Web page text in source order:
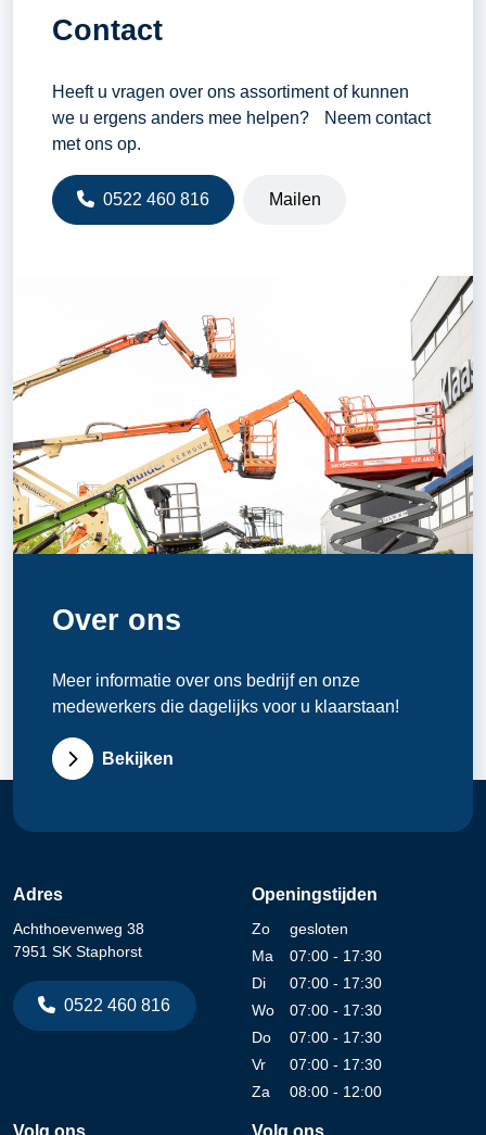
Contact
Heeft u vragen over ons assortiment of kunnen
we u ergens anders mee helpen? Neem contact
met ons op.
0522 460 816 Mailen
Over ons
Meer informatie over ons bedrijf en onze
medewerkers die dagelijks voor u klaarstaan!
Bekijken
Adres
Achthoevenweg 38
7951 SK Staphorst
0522 460 816
Openingstijden
Zo
gesloten
Ma
07:00 - 17:30
Di
07:00 - 17:30
Wo
07:00 - 17:30
Do
07:00 - 17:30
Vr
07:00 - 17:30
Za
08:00 - 12:00
Volg ons Volg ons